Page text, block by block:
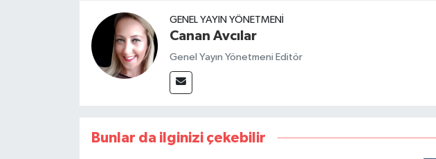
GENEL YAYIN YÖNETMENI
Canan Avcılar
Genel Yayın Yönetmeni Editör
Bunlar da ilginizi çekebilir